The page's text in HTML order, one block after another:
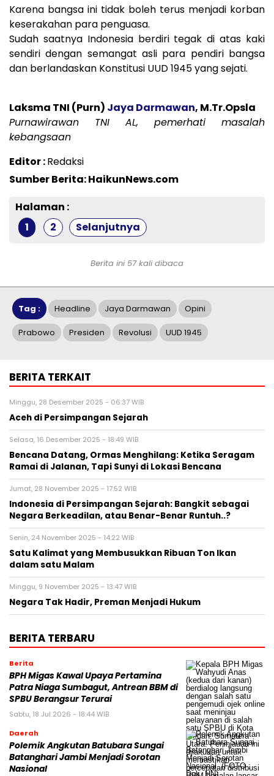
Karena bangsa ini tidak boleh terus menjadi korban
keserakahan para penguasa.
Sudah saatnya Indonesia berdiri tegak di atas kaki
sendiri dengan semangat asli para pendiri bangsa
dan berlandaskan Konstitusi UUD 1945 yang sejati.
Laksma TNI (Purn) Jaya Darmawan, M.Tr.Opsla
Purnawirawan TNI AL, pemerhati masalah
kebangsaan
Editor :Redaksi
Sumber Berita: HaikunNews.com
Halaman :
1
2 Selanjutnya
Berita ini 57 kali dibaca
Tag : Headline Jaya Darmawan Opini
Prabowo Presiden Revolusi UUD 1945
BERITA TERKAIT
Minggu, 28 Desember 2025 - 06:37 WIB
Aceh di Persimpangan Sejarah
Selasa, 16 Desember 2025 - 18:49 WIB
Bencana Datang, Ormas Menghilang: Ketika Seragam
Ramai di Jalanan, Tapi Sunyi di Lokasi Bencana
Jumat, 28 November 2025 - 17:52 WIB
Indonesia di Persimpangan Sejarah: Bangkit sebagai
Negara Berkeadilan, atau Benar-Benar Runtuh..?
Senin, 24 November 2025 - 14:22 WIB
Satu Kalimat yang Membusukkan Ribuan Ton Ikan
dalam satu Malam
Minggu, 9 November 2025 - 13:47 WIB
Negara Tak Hadir, Preman Menjadi Hukum
BERITA TERBARU
Berita
BPH Migas Kawal Upaya Pertamina
Patra Niaga Sumbagut, Antrean BBM di
SPBU Berangsur Terurai
Sabtu, 18 Jul 2026 - 18:44 WIB
Daerah
Polemik Angkutan Batubara Sungai
Batanghari Jambi Menjadi Sorotan
Nasional